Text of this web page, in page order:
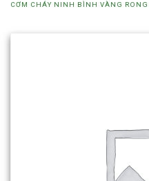
CƠM CHÁY NINH BÌNH VÀNG